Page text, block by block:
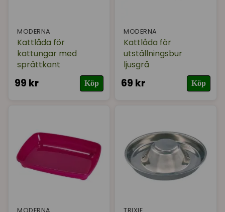
MODERNA
Kattlåda för
kattungar med
sprättkant
99 kr Köp
MODERNA
Kattlåda för
utställningsbur
ljusgrå
69 kr Köp